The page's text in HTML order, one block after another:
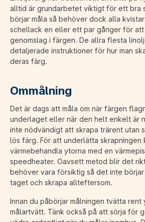
alltid är grundarbetet viktigt för ett bra
börjar måla så behöver dock alla
schellack en eller ett par gånger för att
genomslag i färgen. De allra flesta
detaljerade instruktioner för hur man
deras färg.
Ommålning
Det är dags att måla om när färgen
underlaget eller när den helt enkelt är
inte nödvändigt att skrapa trärent utan
lös färg. För att underlätta skrapningen
värmebehandla ytorna med en
speedheater. Oavsett metod blir det
behöver vara försiktig så det inte börjar
taget och skrapa allteftersom.
Innan du påbörjar målningen tvätta rent
målartvätt. Tänk också på att sörja för